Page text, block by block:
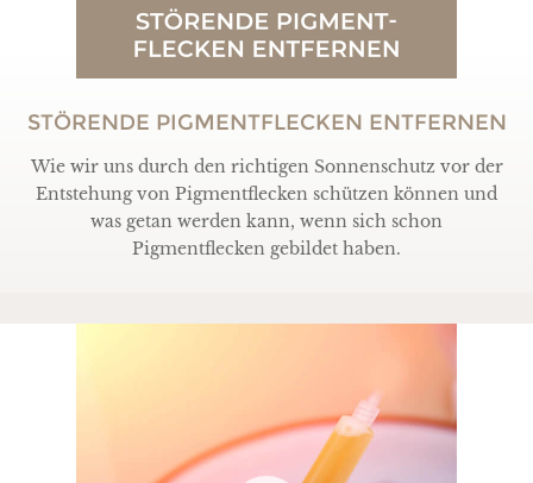
STÖRENDE PIGMENTFLECKEN ENTFERNEN
Wie wir uns durch den richtigen Sonnenschutz vor der
Entstehung von Pigmentflecken schützen können und
was getan werden kann, wenn sich schon
Pigmentflecken gebildet haben.